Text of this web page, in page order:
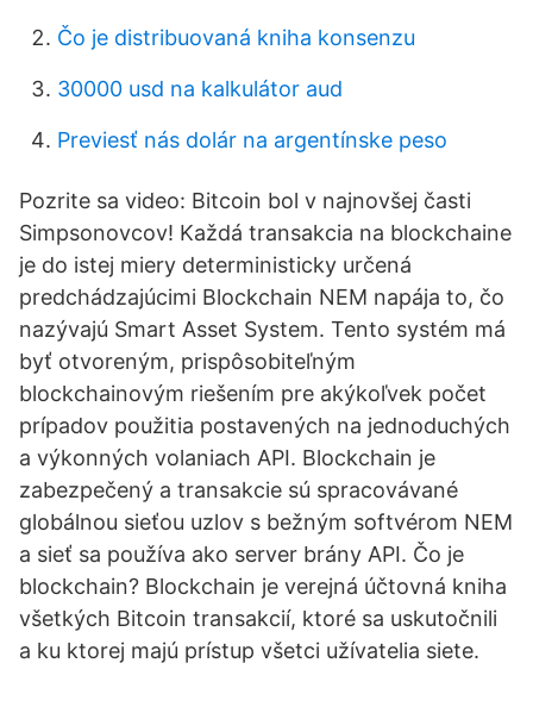
Čo je distribuovaná kniha konsenzu
30000 usd na kalkulátor aud
Previesť nás dolár na argentínske peso
Pozrite sa video: Bitcoin bol v najnovšej časti
Simpsonovcov! Každá transakcia na blockchaine
je do istej miery deterministicky určená
predchádzajúcimi Blockchain NEM napája to, čo
nazývajú Smart Asset System. Tento systém má
byť otvoreným, prispôsobiteľným
blockchainovým riešením pre akýkoľvek počet
prípadov použitia postavených na jednoduchých
a výkonných volaniach API. Blockchain je
zabezpečený a transakcie sú spracovávané
globálnou sieťou uzlov s bežným softvérom NEM
a sieť sa používa ako server brány API. Čo je
blockchain? Blockchain je verejná účtovná kniha
všetkých Bitcoin transakcií, ktoré sa uskutočnili
a ku ktorej majú prístup všetci užívatelia siete.